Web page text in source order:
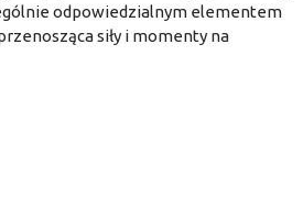
odpowiedzialnym elementem
siły i momenty na